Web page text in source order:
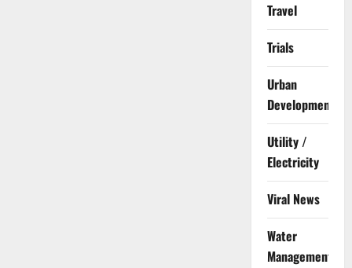
Travel
Trials
Urban
Development
Utility /
Electricity
Viral News
Water
Management